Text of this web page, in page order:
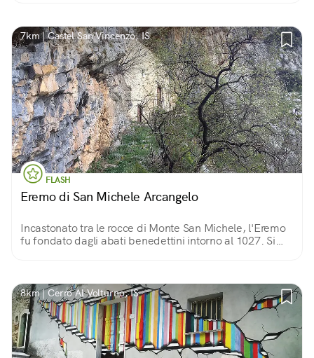
7km | Castel San Vincenzo, IS
FLASH
Eremo di San Michele Arcangelo
Incastonato tra le rocce di Monte San Michele, l'Eremo
fu fondato dagli abati benedettini intorno al 1027. Si
8km | Cerro Al Volturno, IS